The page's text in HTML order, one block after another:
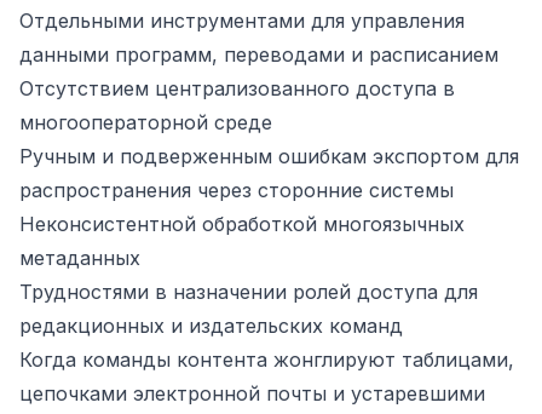
Отдельными инструментами для управления
данными программ, переводами и расписанием
Отсутствием централизованного доступа в
многооператорной среде
Ручным и подверженным ошибкам экспортом для
распространения через сторонние системы
Неконсистентной обработкой многоязычных
метаданных
Трудностями в назначении ролей доступа для
редакционных и издательских команд
Когда команды контента жонглируют таблицами,
цепочками электронной почты и устаревшими